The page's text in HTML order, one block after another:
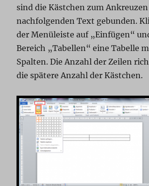
sind die Kästchen zum
nachfolgenden Text gebunden.
der Menüleiste auf „Einfügen“
Bereich „Tabellen“ eine Tabelle
Spalten. Die Anzahl der Zeilen
die spätere Anzahl der Kästchen.